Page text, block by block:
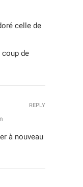
celle de
coup de
à nouveau
REPLY